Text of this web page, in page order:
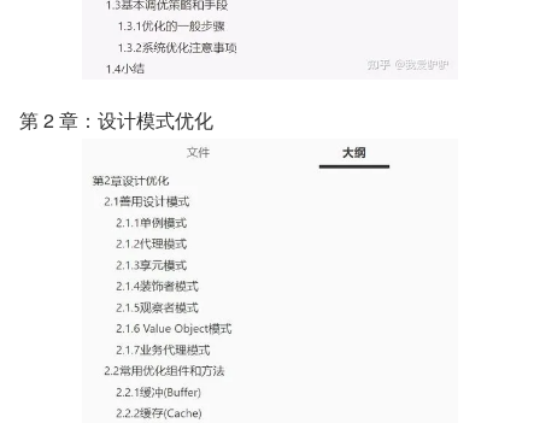
第 2 章：设计模式优化